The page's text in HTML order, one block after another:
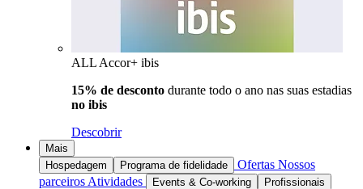
ALL Accor+ ibis
15% de desconto durante todo o ano nas suas estadias
no ibis
Descobrir
Mais
Hospedagem
Programa de fidelidade Ofertas Nossos
parceiros Atividades Events & Co-working
Profissionais